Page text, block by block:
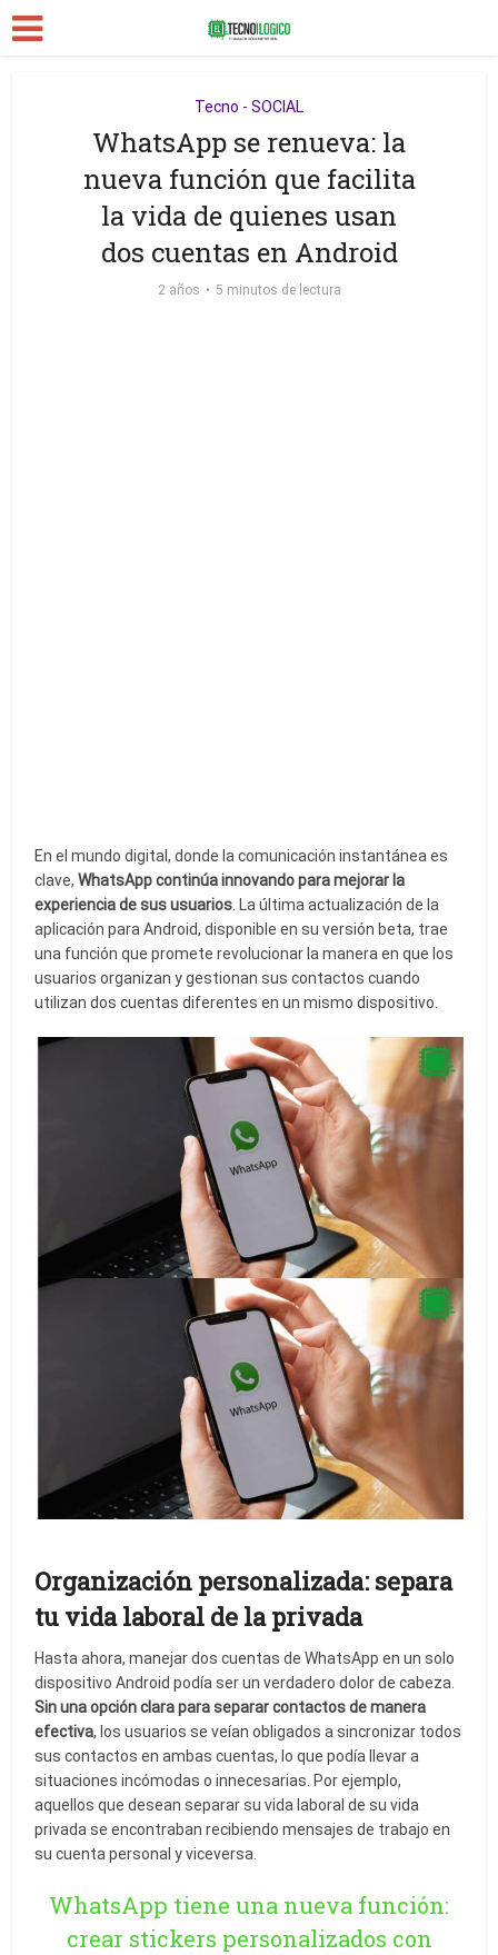
Tecno - SOCIAL
WhatsApp se renueva: la
nueva función que facilita
la vida de quienes usan
dos cuentas en Android
2 años 5 minutos de lectura
En el mundo digital, donde la comunicación instantánea es
clave,WhatsApp continúa innovando para mejorar la
experiencia de sus usuarios . La última actualización de la
aplicación para Android, disponible en su versión beta, trae
una función que promete revolucionar la manera en que los
usuarios organizan y gestionan sus contactos cuando
utilizan dos cuentas diferentes en un mismo dispositivo.
Organización personalizada: separa
tu vida laboral de la privada
Hasta ahora, manejar dos cuentas de WhatsApp en un solo
dispositivo Android podía ser un verdadero dolor de cabeza.
Sin una opción clara para separar contactos de manera
efectiva, los usuarios se veían obligados a sincronizar todos
sus contactos en ambas cuentas, lo que podía llevar a
situaciones incómodas o innecesarias. Por ejemplo,
aquellos que desean separar su vida laboral de su vida
privada se encontraban recibiendo mensajes de trabajo en
su cuenta personal y viceversa.
WhatsApp tiene una nueva función:
crear stickers personalizados con